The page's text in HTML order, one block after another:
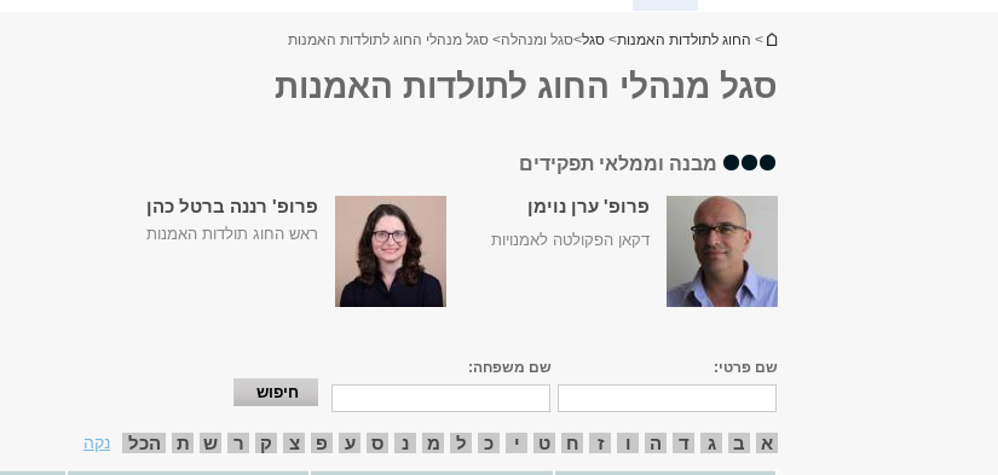
הינך נמצא כאן
> החוג לתולדות האמנות> סגל>סגל ומנהלה> סגל מנהלי החוג לתולדות האמנות
סגל מנהלי החוג לתולדות האמנות
מבנה וממלאי תפקידים
פרופ' ערן נוימן
דקאן הפקולטה לאמנויות
פרופ' רננה ברטל כהן
ראש החוג תולדות האמנות
שם פרטי: שם משפחה:
א ב ג ד ה ו ז ח ט י כ ל מ נ ס ע פ צ ק ר ש ת הכל נקה